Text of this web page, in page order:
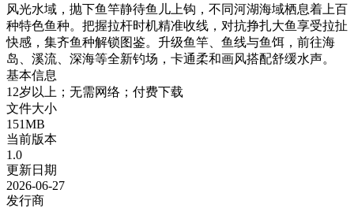
风光水域，抛下鱼竿静待鱼儿上钩，不同河湖海域栖息着上百
种特色鱼种。把握拉杆时机精准收线，对抗挣扎大鱼享受拉扯
快感，集齐鱼种解锁图鉴。升级鱼竿、鱼线与鱼饵，前往海
岛、溪流、深海等全新钓场，卡通柔和画风搭配舒缓水声。
基本信息
12岁以上；无需网络；付费下载
文件大小
151MB
当前版本
1.0
更新日期
2026-06-27
发行商